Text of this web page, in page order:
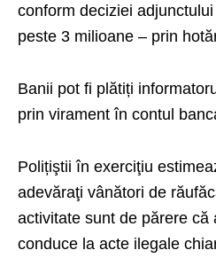
conform deciziei
peste 3 milioane – prin
Banii pot fi plătiți
prin virament în contul
Polițiştii în exerciţiu
adevăraţi vânători de
activitate sunt de părere că
conduce la acte ilegale